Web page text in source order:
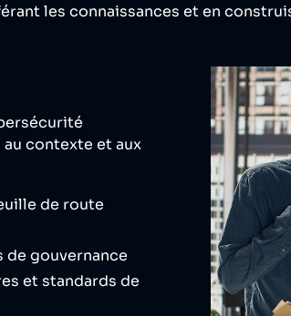
les connaissances et en
contexte et aux
de route
gouvernance
et standards de